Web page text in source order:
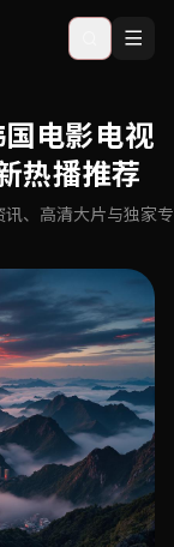
电影电视
热播推荐
、高清大片与独家专